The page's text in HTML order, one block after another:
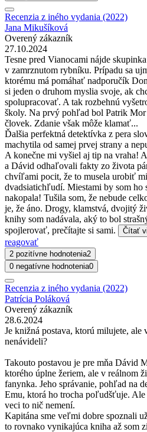
Recenzia z iného vydania (2022)
Jana Mikušíková
Overený zákazník
27.10.2024
Tesne pred Vianocami nájde
v zamrznutom rybníku. Prípadu sa
ktorému má pomáhať nadporučík
si jeden o druhom myslia svoje, ak
spolupracovať. A tak rozbehnú
školy. Na prvý pohľad bol Patrik
človek. Zdanie však môže klamať...
Ďalšia perfektná detektívka z pera
machytila od samej prvej strany a
A konečne mi vyšiel aj tip na vraha!
a Dávid odhaľovali fakty zo života
chvíľami pocit, že to musela urobiť
dvadsiatichľudí. Miestami by som ho
nakopala! Tušila som, že nebude
je, že áno. Drogy, klamstvá, dvojitý
knihy som nadávala, aký to bol
spojlerovať, prečítajte si sami.
Čítať
reagovať
2 pozitívne hodnotenia2
0 negatívne hodnotenia0
Recenzia z iného vydania (2022)
Patrícia Poláková
Overený zákazník
28.6.2024
Je knižná postava, ktorú milujete, ale
nenávideli?
Takouto postavou je pre mňa Dávid
ktorého úplne žeriem, ale v reálnom
fanynka. Jeho správanie, pohľad na
Emu, ktorá ho trocha poľudšťuje. Ale
veci to nič nemení.
Kapitána sme veľmi dobre spoznali
to rovnako vynikajúca kniha až som